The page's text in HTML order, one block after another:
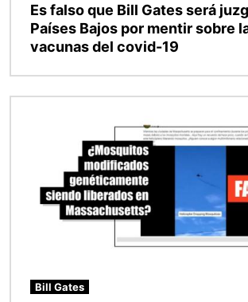
Es falso que Bill Gates será
Países Bajos por mentir sobre
vacunas del covid-19
Bill Gates